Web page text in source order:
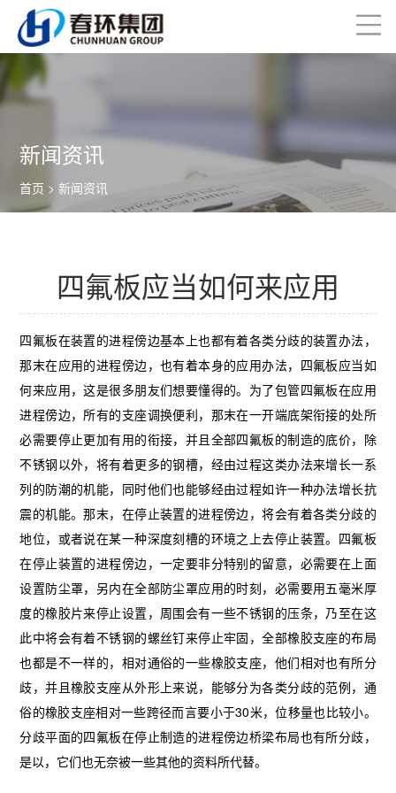
新闻资讯
首页 > 新闻资讯
四氟板应当如何来应用
四氟板在装置的进程傍边基本上也都有着各类分歧的装置办法，
那末在应用的进程傍边，也有着本身的应用办法，四氟板应当如
何来应用，这是很多朋友们想要懂得的。为了包管四氟板在应用
进程傍边，所有的支座调换便利，那末在一开端底架衔接的处所
必需要停止更加有用的衔接，并且全部四氟板的制造的底价，除
不锈钢以外，将有着更多的钢槽，经由过程这类办法来增长一系
列的防潮的机能，同时他们也能够经由过程如许一种办法增长抗
震的机能。那末，在停止装置的进程傍边，将会有着各类分歧的
地位，或者说在某一种深度刻槽的环境之上去停止装置。四氟板
在停止装置的进程傍边，一定要非分特别的留意，必需要在上面
设置防尘罩，另内在全部防尘罩应用的时刻，必需要用五毫米厚
度的橡胶片来停止设置，周围会有一些不锈钢的压条，乃至在这
此中将会有着不锈钢的螺丝钉来停止牢固，全部橡胶支座的布局
也都是不一样的，相对通俗的一些橡胶支座，他们相对也有所分
歧，并且橡胶支座从外形上来说，能够分为各类分歧的范例，通
俗的橡胶支座相对一些跨径而言要小于30米，位移量也比较小。
分歧平面的四氟板在停止制造的进程傍边桥梁布局也有所分歧，
是以，它们也无奈被一些其他的资料所代替。